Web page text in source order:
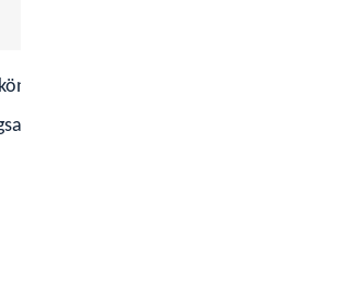
Sie ihm widersprechen.
Prüfen Sie vor einem